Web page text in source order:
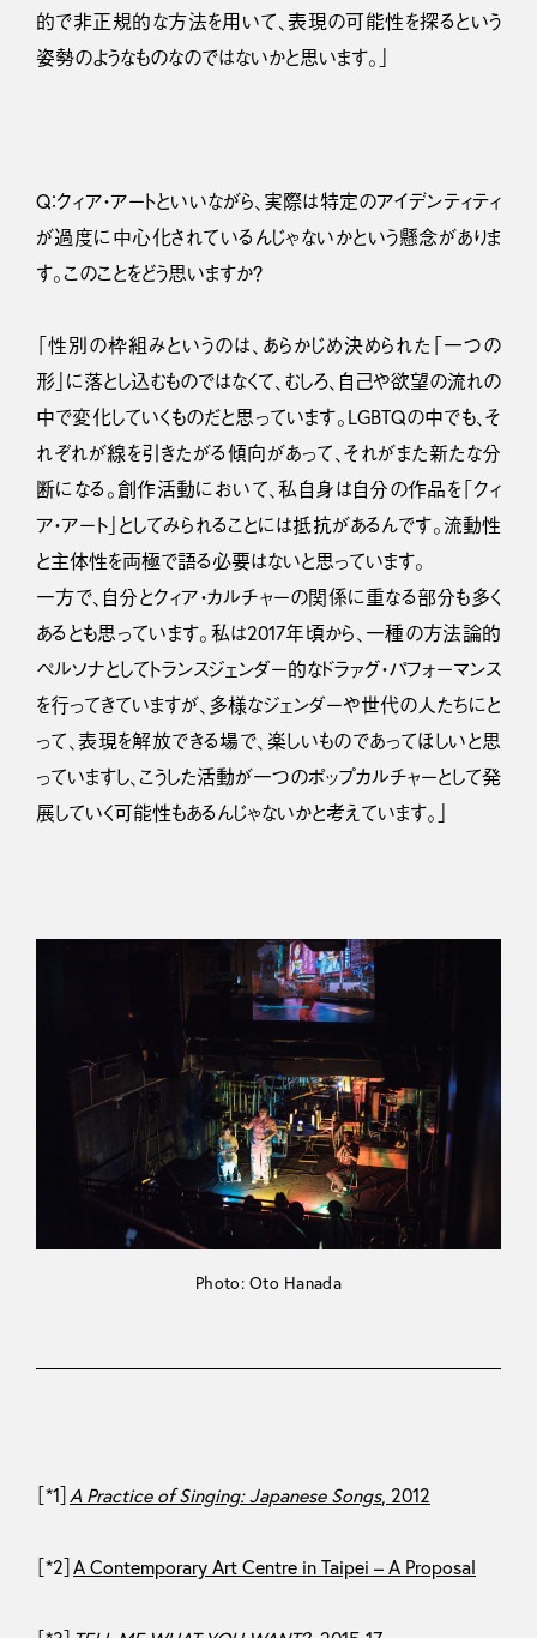
的で非正規的な方法を用いて、表現の可能性を探るという
姿勢のようなものなのではないかと思います。」
Q：クィア・アートといいながら、実際は特定のアイデンティティ
が過度に中心化されているんじゃないかという懸念がありま
す。このことをどう思いますか？
「性別の枠組みというのは、あらかじめ決められた「一つの
形」に落とし込むものではなくて、むしろ、自己や欲望の流れの
中で変化していくものだと思っています。LGBTQの中でも、そ
れぞれが線を引きたがる傾向があって、それがまた新たな分
断になる。創作活動において、私自身は自分の作品を「クィ
ア・アート」としてみられることには抵抗があるんです。流動性
と主体性を両極で語る必要はないと思っています。
一方で、自分とクィア・カルチャーの関係に重なる部分も多く
あるとも思っています。私は2017年頃から、一種の方法論的
ペルソナとしてトランスジェンダー的なドラァグ・パフォーマンス
を行ってきていますが、多様なジェンダーや世代の人たちにと
って、表現を解放できる場で、楽しいものであってほしいと思
っていますし、こうした活動が一つのポップカルチャーとして発
展していく可能性もあるんじゃないかと考えています。」
Photo: Oto Hanada
［*1］ A Practice of Singing: Japanese Songs, 2012
［*2］ A Contemporary Art Centre in Taipei – A Proposal